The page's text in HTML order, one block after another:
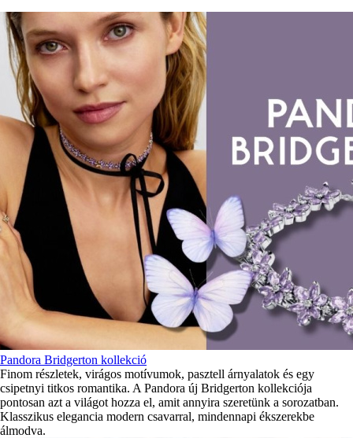
Pandora Bridgerton kollekció
Finom részletek, virágos motívumok, pasztell árnyalatok és egy
csipetnyi titkos romantika. A Pandora új Bridgerton kollekciója
pontosan azt a világot hozza el, amit annyira szeretünk a sorozatban.
Klasszikus elegancia modern csavarral, mindennapi ékszerekbe
álmodva.